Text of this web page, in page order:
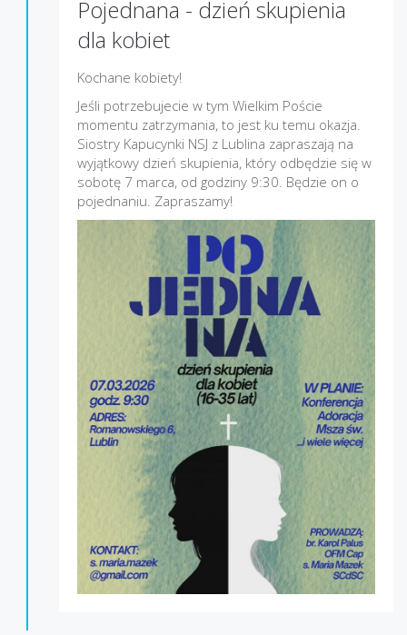
Pojednana - dzień skupienia
dla kobiet
Kochane kobiety!
Jeśli potrzebujecie w tym Wielkim Poście
momentu zatrzymania, to jest ku temu okazja.
Siostry Kapucynki NSJ z Lublina zapraszają na
wyjątkowy dzień skupienia, który odbędzie się w
sobotę 7 marca, od godziny 9:30. Będzie on o
pojednaniu. Zapraszamy!